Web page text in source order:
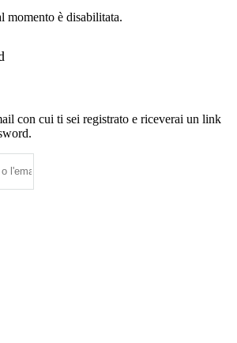
momento è disabilitata.
con cui ti sei registrato e riceverai un link